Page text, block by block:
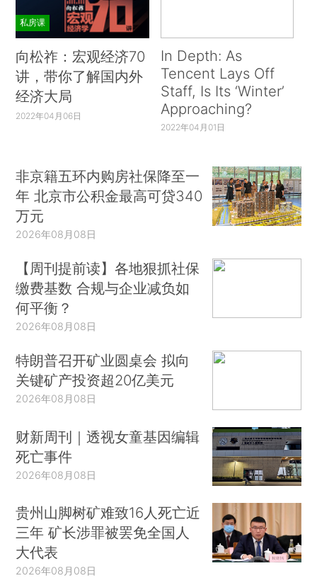
私房课
向松祚：宏观经济70
讲，带你了解国内外
经济大局
2022年04月06日
In Depth: As
Tencent Lays Off
Staff, Is Its ‘Winter’
Approaching?
2022年04月01日
非京籍五环内购房社保降至一
年 北京市公积金最高可贷340
万元
2026年08月08日
【周刊提前读】各地狠抓社保
缴费基数 合规与企业减负如
何平衡？
2026年08月08日
特朗普召开矿业圆桌会 拟向
关键矿产投资超20亿美元
2026年08月08日
财新周刊｜透视女童基因编辑
死亡事件
2026年08月08日
贵州山脚树矿难致16人死亡近
三年 矿长涉罪被罢免全国人
大代表
2026年08月08日